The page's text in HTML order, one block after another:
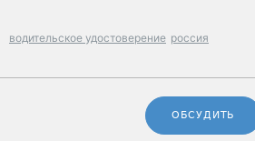
водительское удостоверение россия
ОБСУДИТЬ